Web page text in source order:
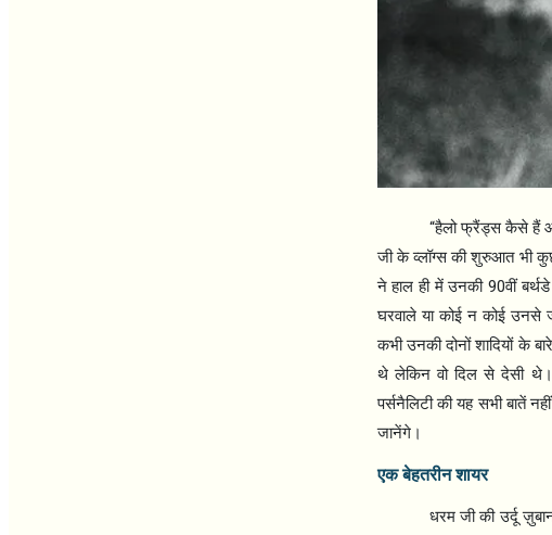
“हैलो फ्रैंड्स कैसे हैं
जी के व्लॉग्स की शुरुआत भी
ने हाल ही में उनकी 90वीं
घरवाले या कोई न कोई उनसे
कभी उनकी दोनों शादियों के
थे लेकिन वो दिल से देसी
पर्सनैलिटी की यह सभी बातें
जानेंगे।
एक बेहतरीन शायर
धरम जी की उर्दू